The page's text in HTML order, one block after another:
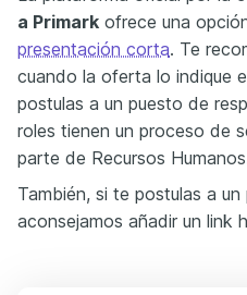
a Primark ofrece una
presentación corta. Te
cuando la oferta lo indique
postulas a un puesto de
roles tienen un proceso de
parte de Recursos
También, si te postulas a
aconsejamos añadir un link